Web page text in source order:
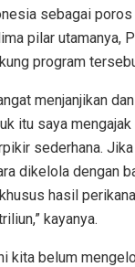
sebagai
pilar utamanya,
program
menjanjikan
itu saya
sederhana.
dikelola dengan
hasil
kayanya.
kita belum